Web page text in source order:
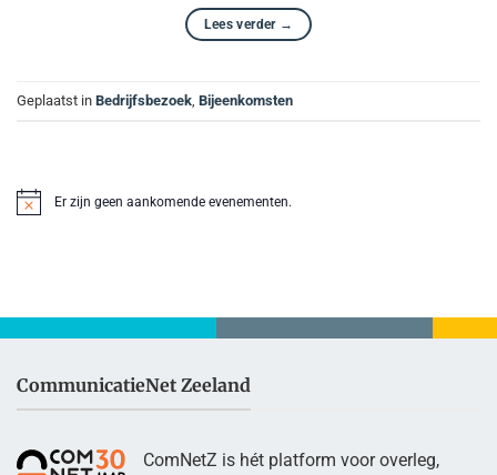
Lees verder →
Geplaatst in Bedrijfsbezoek Bijeenkomsten
BerichtEr zijn geen aankomende evenementen.
CommunicatieNet Zeeland
ComNetZ is hét platform voor overleg,